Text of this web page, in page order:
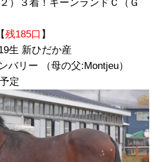
）３着！キーンランドＣ（Ｇ
【残185口 】
生 新ひだか産
バリー （母の父:Montjeu）
定